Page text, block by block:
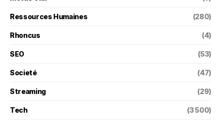
Ressources Humaines (280)
Rhoncus (4)
SEO (53)
Societé (47)
Streaming (29)
Tech (3 500)